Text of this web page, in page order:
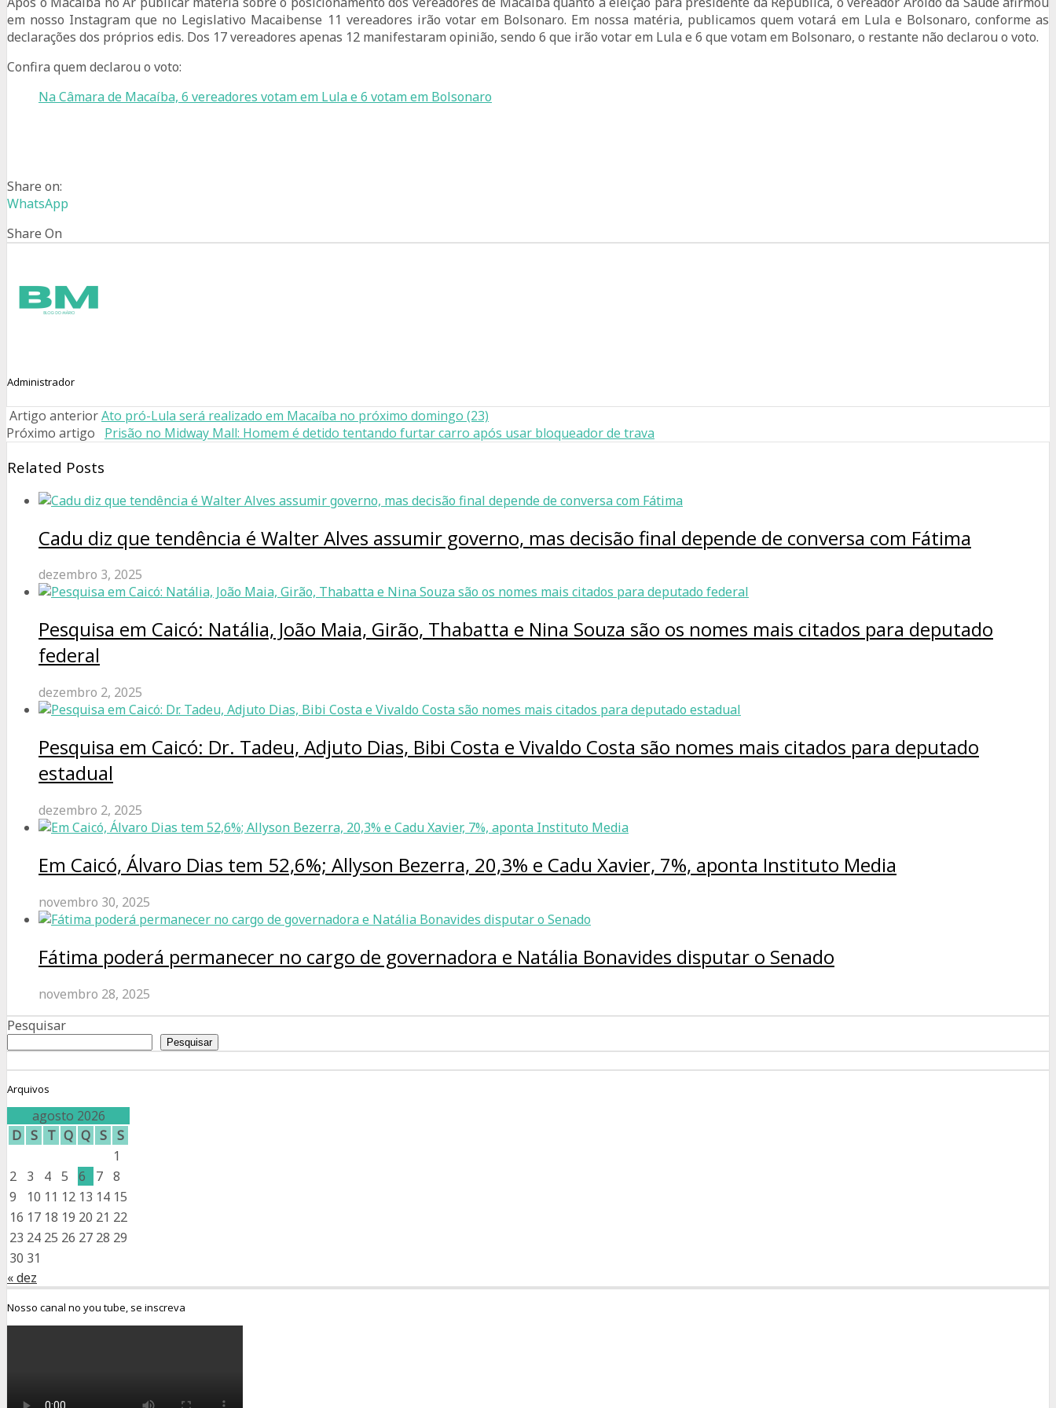
em nosso Instagram que no Legislativo Macaibense 11 vereadores irão votar em Bolsonaro. Em nossa matéria, publicamos quem votará em Lula e Bolsonaro, conforme as
declarações dos próprios edis. Dos 17 vereadores apenas 12 manifestaram opinião, sendo 6 que irão votar em Lula e 6 que votam em Bolsonaro, o restante não declarou o voto.
Confira quem declarou o voto:
Na Câmara de Macaíba, 6 vereadores votam em Lula e 6 votam em Bolsonaro
Share on:
WhatsApp
Share On
Administrador
Artigo anteriorAto pró-Lula será realizado em Macaíba no próximo domingo (23)
Próximo artigo
Prisão no Midway Mall: Homem é detido tentando furtar carro após usar bloqueador de trava
Related Posts
Cadu diz que tendência é Walter Alves assumir governo, mas decisão final depende de conversa com Fátima
dezembro 3, 2025
Pesquisa em Caicó: Natália, João Maia, Girão, Thabatta e Nina Souza são os nomes mais citados para deputado
federal
dezembro 2, 2025
Pesquisa em Caicó: Dr. Tadeu, Adjuto Dias, Bibi Costa e Vivaldo Costa são nomes mais citados para deputado
estadual
dezembro 2, 2025
Em Caicó, Álvaro Dias tem 52,6%; Allyson Bezerra, 20,3% e Cadu Xavier, 7%, aponta Instituto Media
novembro 30, 2025
Fátima poderá permanecer no cargo de governadora e Natália Bonavides disputar o Senado
novembro 28, 2025
Pesquisar
Pesquisar
Arquivos
agosto 2026
D S T Q Q S
S
1
2
3 4 5 6 7 8
9
10 11 12 13 14 15
16 17 18 19 20 21 22
23 24 25 26 27 28 29
30 31
« dez
Nosso canal no you tube, se inscreva